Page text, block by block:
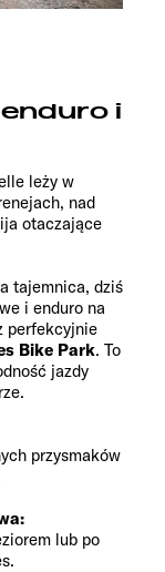
i
leży w
nad
otaczające
tajemnica, dziś
i enduro na
perfekcyjnie
Bike Park. To
jazdy
przysmaków
lub po